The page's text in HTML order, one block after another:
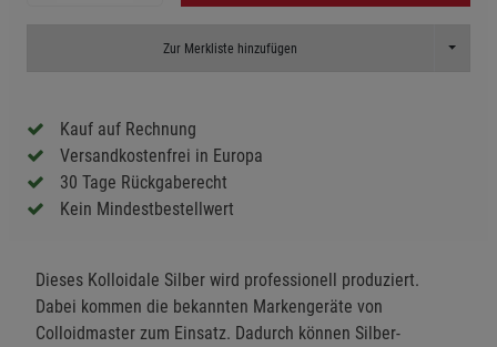
Zur Merkliste hinzufügen Toggle
Kauf auf Rechnung
Versandkostenfrei in Europa
30 Tage Rückgaberecht
Kein Mindestbestellwert
Dieses Kolloidale Silber wird professionell produziert.
Dabei kommen die bekannten Markengeräte von
Colloidmaster zum Einsatz. Dadurch können Silber-